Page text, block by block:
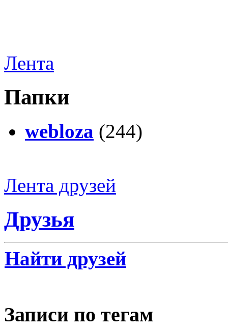
Лента
Папки
webloza (244)
Лента друзей
Друзья
Найти друзей
Записи по тегам